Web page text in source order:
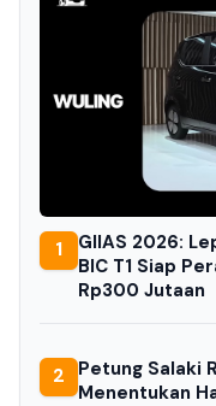
1
GIIAS 2026:
BIC T1 Siap
Rp300 Jutaan
2
Petung Salaki
Menentukan